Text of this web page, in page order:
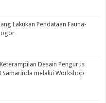
Lakukan Pendataan Fauna-
Desain Pengurus
Samarinda melalui Workshop